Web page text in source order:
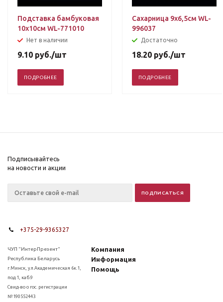
Подставка бамбуковая
10х10см WL-771010
Нет в наличии
9.10 руб./шт
ПОДРОБНЕЕ
Сахарница 9х6,5см WL-
996037
Достаточно
18.20 руб./шт
ПОДРОБНЕЕ
Подписывайтесь
на новости и акции
+375-29-9365327
ЧУП "ИнтерПрезент"
Республика Беларусь
г.Минск, ул.Академическая 6к.1,
под.1, каб.9
Свид-во о гос. регистрации
№190552443
Компания
Информация
Помощь